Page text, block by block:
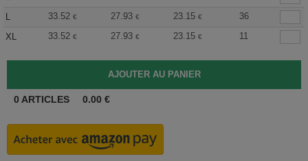
L
33.52 € 27.93 € 23.15 €
36
XL
33.52 € 27.93 € 23.15 € 11
0 ARTICLES 0.00 €